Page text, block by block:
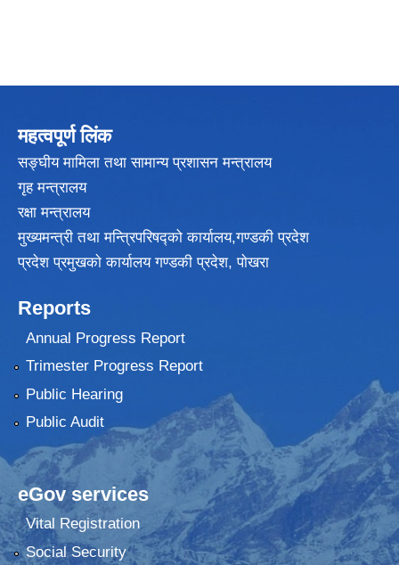
महत्वपूर्ण लिंक
सङ्घीय मामिला तथा सामान्य प्रशासन मन्त्रालय
गृह मन्त्रालय
रक्षा मन्त्रालय
मुख्यमन्त्री तथा मन्त्रिपरिषद्को कार्यालय,गण्डकी प्रदेश
प्रदेश प्रमुखकाे कार्यालय गण्डकी प्रदेश, पाेखरा
Reports
Annual Progress Report
Trimester Progress Report
Public Hearing
Public Audit
eGov services
Vital Registration
Social Security